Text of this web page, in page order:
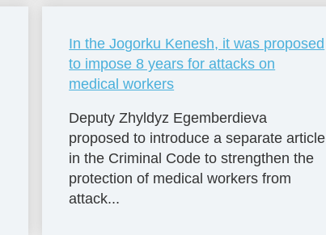
In the Jogorku Kenesh, it was proposed
to impose 8 years for attacks on
medical workers
Deputy Zhyldyz Egemberdieva
proposed to introduce a separate article
in the Criminal Code to strengthen the
protection of medical workers from
attack...